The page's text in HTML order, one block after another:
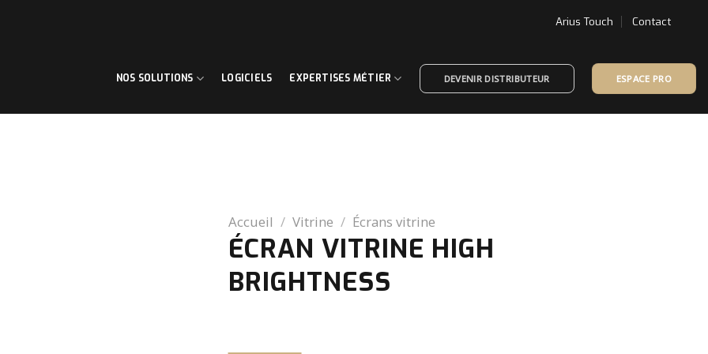
Arius Touch Contact
NOS SOLUTIONS LOGICIELS EXPERTISES MÉTIER DEVENIR DISTRIBUTEUR ESPACE PRO
Accueil / Vitrine / Écrans vitrine
ÉCRAN VITRINE HIGH
BRIGHTNESS